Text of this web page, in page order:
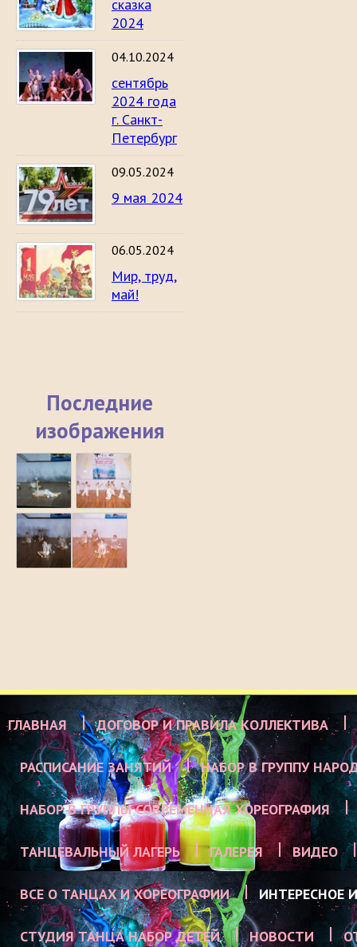
сказка
2024
04.10.2024
сентябрь
2024 года
г. Санкт-
Петербург
09.05.2024
9 мая 2024
06.05.2024
Мир, труд,
май!
Последние
изображения
ГЛАВНАЯ ДОГОВОР И ПРАВИЛА КОЛЛЕКТИВА
РАСПИСАНИЕ ЗАНЯТИЙ НАБОР В ГРУППУ
НАБОР В ГРУППЫ СОВРЕМЕННАЯ ХОРЕОГРАФИЯ
ТАНЦЕВАЛЬНЫЙ ЛАГЕРЬ ГАЛЕРЕЯ ВИДЕО
ВСЕ О ТАНЦАХ И ХОРЕОГРАФИИ ИНТЕРЕСНОЕ
СТУДИЯ ТАНЦА НАБОР ДЕТЕЙ НОВОСТИ